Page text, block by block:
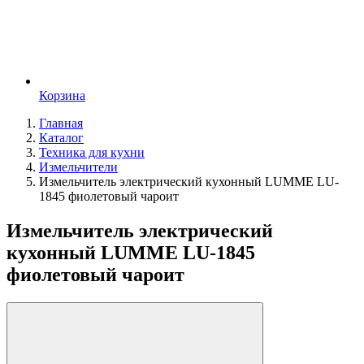
Корзина
Главная
Каталог
Техника для кухни
Измельчители
Измельчитель электрический кухонный LUMME LU-
1845 фиолетовый чароит
Измельчитель электрический
кухонный LUMME LU-1845
фиолетовый чароит